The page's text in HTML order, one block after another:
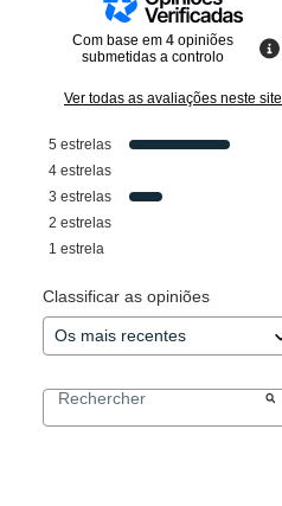
Com base em 4 opiniões
submetidas a controlo
Ver todas as avaliações neste site
5 estrelas
4 estrelas
3 estrelas
2 estrelas
1 estrela
Classificar as opiniões